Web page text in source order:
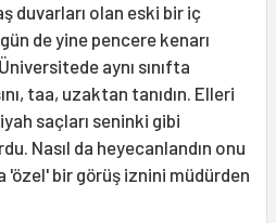
duvarları olan eski bir iç
de yine pencere kenarı
aynı sınıfta
taa, uzaktan tanıdın. Elleri
saçları seninki gibi
Nasıl da heyecanlandın onu
'özel' bir görüş iznini müdürden